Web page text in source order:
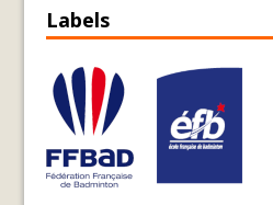
Labels